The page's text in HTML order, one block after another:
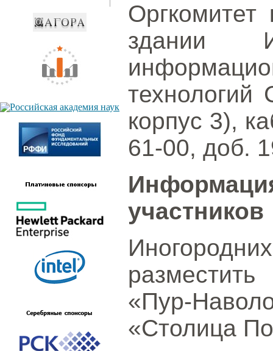
здании
корпус 3),
61-00, доб.
участников
«Пур-
«Столица